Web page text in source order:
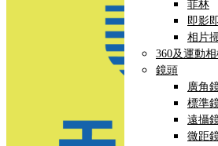
菲林
即影
相片
360及運動
鏡頭
廣角
標準
遠攝
微距